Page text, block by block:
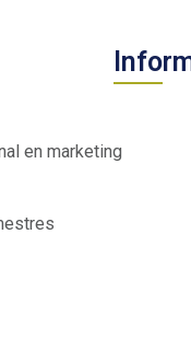
en marketing